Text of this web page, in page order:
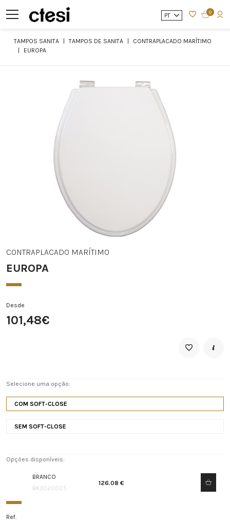
PT 0
TAMPOS SANITA TAMPOS DE SANITA
CONTRAPLACADO MARÍTIMO
EUROPA
CONTRAPLACADO MARÍTIMO
EUROPA
Desde
101,48€
Selecione uma opção:
COM SOFT-CLOSE
SEM SOFT-CLOSE
Opções disponíveis:
BRANCO
BK3020005
126.08 €
Ref.